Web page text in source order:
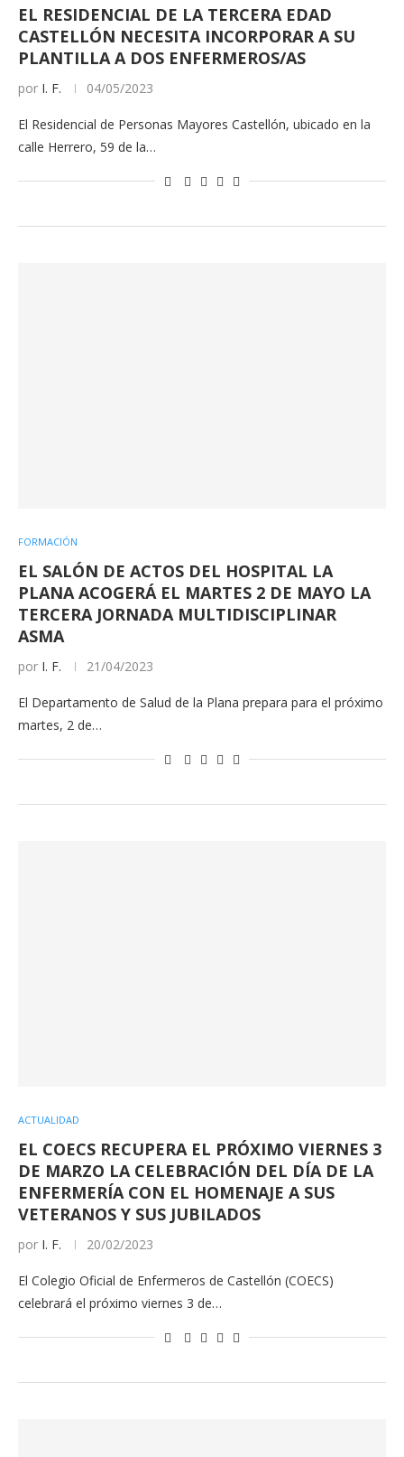
EL RESIDENCIAL DE LA TERCERA EDAD
CASTELLÓN NECESITA INCORPORAR A SU
PLANTILLA A DOS ENFERMEROS/AS
por I. F. 04/05/2023
El Residencial de Personas Mayores Castellón, ubicado en la
calle Herrero, 59 de la…
FORMACIÓN
EL SALÓN DE ACTOS DEL HOSPITAL LA
PLANA ACOGERÁ EL MARTES 2 DE MAYO LA
TERCERA JORNADA MULTIDISCIPLINAR
ASMA
por I. F. 21/04/2023
El Departamento de Salud de la Plana prepara para el próximo
martes, 2 de…
ACTUALIDAD
EL COECS RECUPERA EL PRÓXIMO VIERNES 3
DE MARZO LA CELEBRACIÓN DEL DÍA DE LA
ENFERMERÍA CON EL HOMENAJE A SUS
VETERANOS Y SUS JUBILADOS
por I. F. 20/02/2023
El Colegio Oficial de Enfermeros de Castellón (COECS)
celebrará el próximo viernes 3 de…